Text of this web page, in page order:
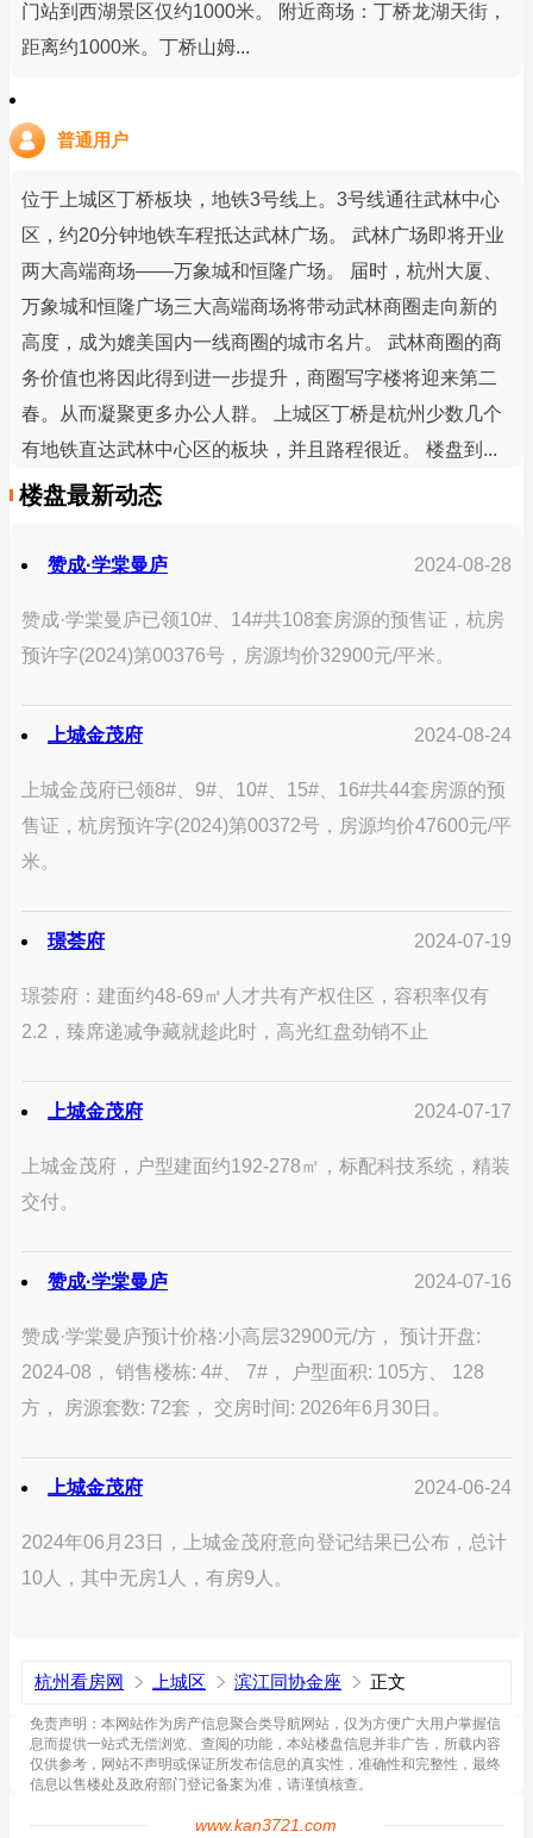
门站到西湖景区仅约1000米。 附近商场：丁桥龙湖天街，
距离约1000米。丁桥山姆...
普通用户
位于上城区丁桥板块，地铁3号线上。3号线通往武林中心
区，约20分钟地铁车程抵达武林广场。 武林广场即将开业
两大高端商场——万象城和恒隆广场。 届时，杭州大厦、
万象城和恒隆广场三大高端商场将带动武林商圈走向新的
高度，成为媲美国内一线商圈的城市名片。 武林商圈的商
务价值也将因此得到进一步提升，商圈写字楼将迎来第二
春。从而凝聚更多办公人群。 上城区丁桥是杭州少数几个
有地铁直达武林中心区的板块，并且路程很近。 楼盘到...
楼盘最新动态
赞成·学棠曼庐 2024-08-28
赞成·学棠曼庐已领10#、14#共108套房源的预售证，杭房
预许字(2024)第00376号，房源均价32900元/平米。
上城金茂府 2024-08-24
上城金茂府已领8#、9#、10#、15#、16#共44套房源的预
售证，杭房预许字(2024)第00372号，房源均价47600元/平
米。
璟荟府 2024-07-19
璟荟府：建面约48-69㎡人才共有产权住区，容积率仅有
2.2，臻席递减争藏就趁此时，高光红盘劲销不止
上城金茂府 2024-07-17
上城金茂府，户型建面约192-278㎡，标配科技系统，精装
交付。
赞成·学棠曼庐 2024-07-16
赞成·学棠曼庐预计价格:小高层32900元/方， 预计开盘:
2024-08， 销售楼栋: 4#、 7#， 户型面积: 105方、 128
方， 房源套数: 72套， 交房时间: 2026年6月30日。
上城金茂府 2024-06-24
2024年06月23日，上城金茂府意向登记结果已公布，总计
10人，其中无房1人，有房9人。
杭州看房网 上城区 滨江同协金座 正文
免责声明：本网站作为房产信息聚合类导航网站，仅为方便广大用户掌握信
息而提供一站式无偿浏览、查阅的功能，本站楼盘信息并非广告，所载内容
仅供参考，网站不声明或保证所发布信息的真实性，准确性和完整性，最终
信息以售楼处及政府部门登记备案为准，请谨慎核查。
www.kan3721.com